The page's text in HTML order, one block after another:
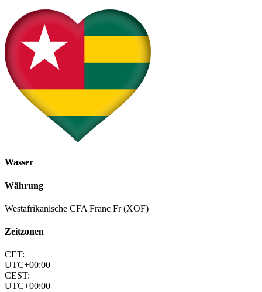
Wasser
Währung
Westafrikanische CFA Franc Fr (XOF)
Zeitzonen
CET:
UTC+00:00
CEST:
UTC+00:00